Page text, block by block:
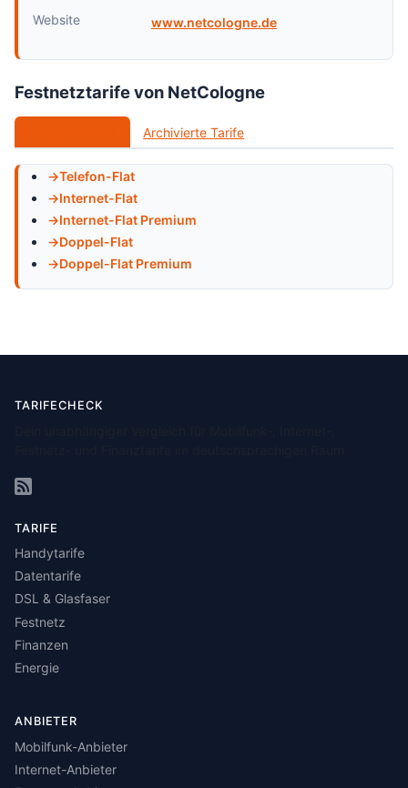
Website
www.netcologne.de
Festnetztarife von NetCologne
Archivierte Tarife
Telefon-Flat
Internet-Flat
Internet-Flat Premium
Doppel-Flat
Doppel-Flat Premium
TARIFECHECK
TARIFE
Handytarife
Datentarife
DSL & Glasfaser
Festnetz
Finanzen
Energie
ANBIETER
Mobilfunk-Anbieter
Internet-Anbieter